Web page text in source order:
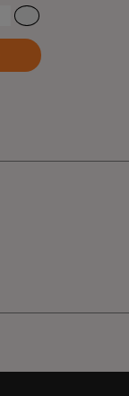
OG
OG TILBEHØR
OG
VÆRKTØJSSÆT
FEDTPRESSER